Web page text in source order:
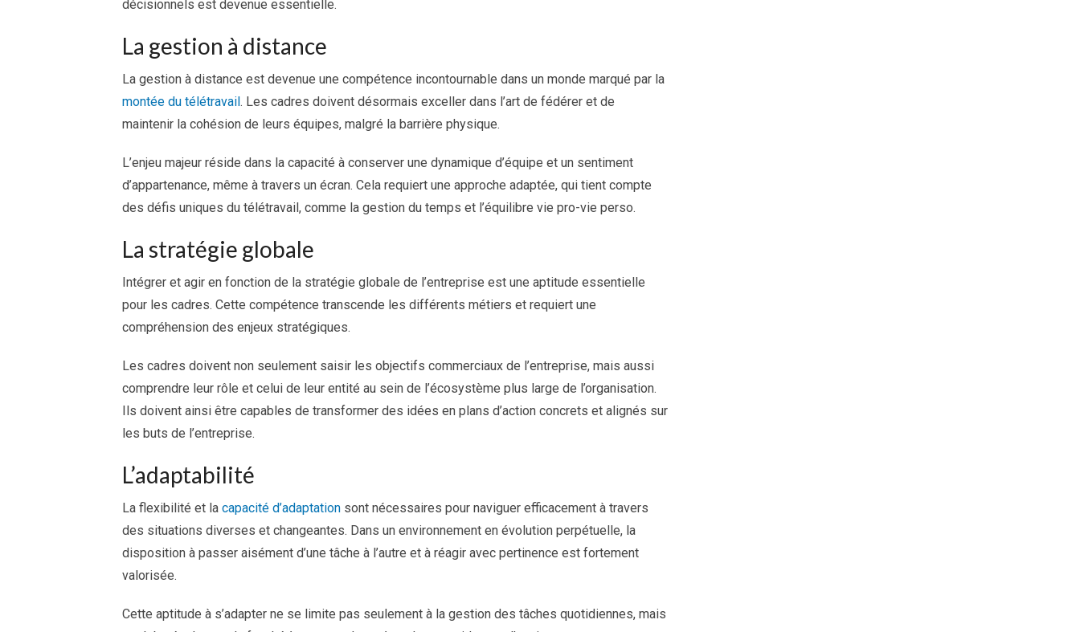
décisionnels est devenue essentielle.
La gestion à distance
La gestion à distance est devenue une compétence incontournable dans un monde marqué par la
montée du télétravail. Les cadres doivent désormais exceller dans l’art de fédérer et de
maintenir la cohésion de leurs équipes, malgré la barrière physique.
L’enjeu majeur réside dans la capacité à conserver une dynamique d’équipe et un sentiment
d’appartenance, même à travers un écran. Cela requiert une approche adaptée, qui tient compte
des défis uniques du télétravail, comme la gestion du temps et l’équilibre vie pro-vie perso.
La stratégie globale
Intégrer et agir en fonction de la stratégie globale de l’entreprise est une aptitude essentielle
pour les cadres. Cette compétence transcende les différents métiers et requiert une
compréhension des enjeux stratégiques.
Les cadres doivent non seulement saisir les objectifs commerciaux de l’entreprise, mais aussi
comprendre leur rôle et celui de leur entité au sein de l’écosystème plus large de l’organisation.
Ils doivent ainsi être capables de transformer des idées en plans d’action concrets et alignés sur
les buts de l’entreprise.
L’adaptabilité
La flexibilité et la capacité d’adaptation sont nécessaires pour naviguer efficacement à travers
des situations diverses et changeantes. Dans un environnement en évolution perpétuelle, la
disposition à passer aisément d’une tâche à l’autre et à réagir avec pertinence est fortement
valorisée.
Cette aptitude à s’adapter ne se limite pas seulement à la gestion des tâches quotidiennes, mais